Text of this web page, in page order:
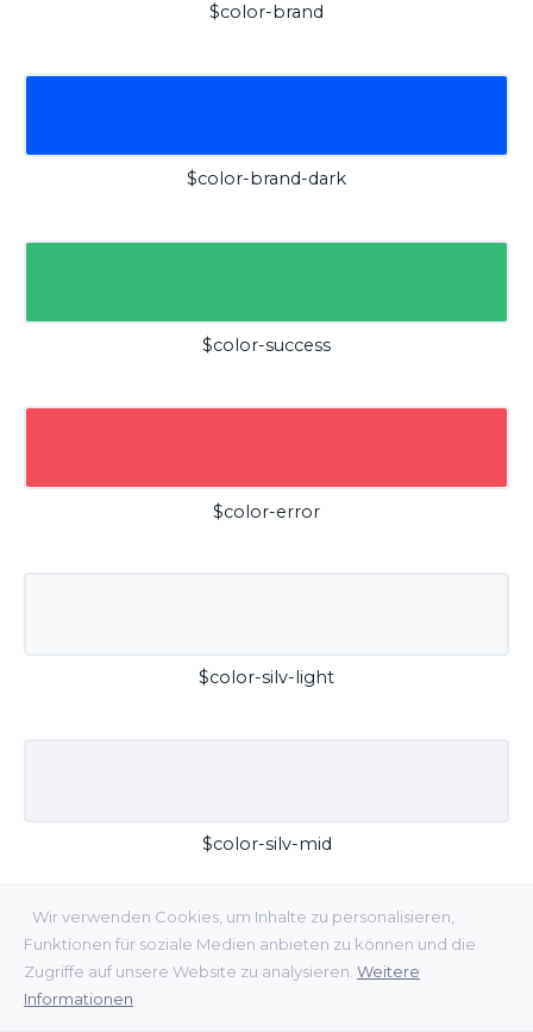
Wir verwenden Cookies, um Inhalte zu personalisieren,
Funktionen für soziale Medien anbieten zu können und die
Zugriffe auf unsere Website zu analysieren. Weitere
Informationen
$color-brand
$color-brand-dark
$color-success
$color-error
$color-silv-light
$color-silv-mid